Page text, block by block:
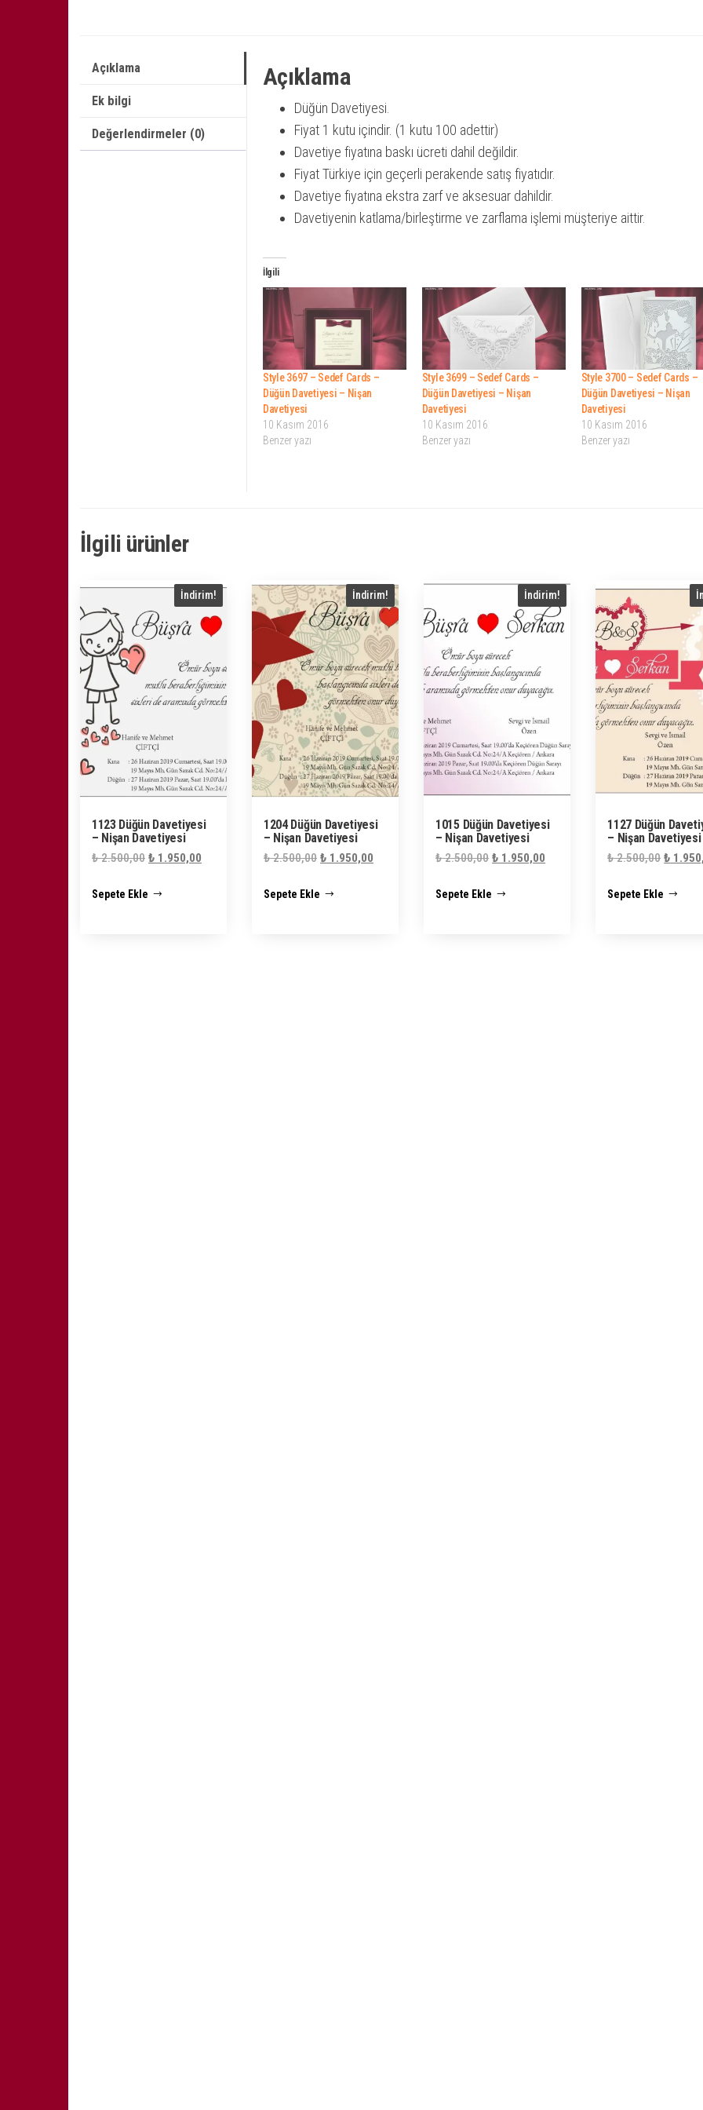
Açıklama
Ek bilgi
Değerlendirmeler (0)
Açıklama
Düğün Davetiyesi.
Fiyat 1 kutu içindir. (1 kutu 100 adettir)
Davetiye fiyatına baskı ücreti dahil değildir.
Fiyat Türkiye için geçerli perakende satış fiyatıdır.
Davetiye fiyatına ekstra zarf ve aksesuar dahildir.
Davetiyenin katlama/birleştirme ve zarflama işlemi müşteriye aittir.
İlgili
Style 3697 – Sedef Cards –
Düğün Davetiyesi – Nişan
Davetiyesi
10 Kasım 2016
Benzer yazı
Style 3699 – Sedef Cards –
Düğün Davetiyesi – Nişan
Davetiyesi
10 Kasım 2016
Benzer yazı
Style 3700 – Sedef Cards –
Düğün Davetiyesi – Nişan
Davetiyesi
10 Kasım 2016
Benzer yazı
İlgili ürünler
İndirim!
1123 Düğün Davetiyesi
– Nişan Davetiyesi
₺2.500,00 Orijinal
₺ 2.500,00.
₺ 1.950,00
Sepete Ekle
İndirim!
1204 Düğün Davetiyesi
– Nişan Davetiyesi
₺2.500,00 Orijinal
₺ 2.500,00.
₺ 1.950,00
Sepete Ekle
İndirim!
1015 Düğün Davetiyesi
– Nişan Davetiyesi
₺2.500,00 Orijinal
₺ 2.500,00.
₺ 1.950,00
Sepete Ekle
1127 Düğün
– Nişan Davetiyesi
₺2.500,00 Orijinal
₺
₺
Sepete Ekle